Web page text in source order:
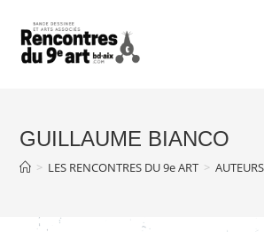
GUILLAUME BIANCO
> LES RENCONTRES DU 9e ART >